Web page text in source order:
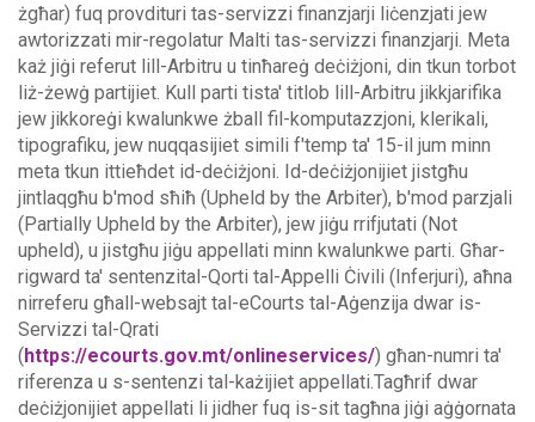
żgħar) fuq provdituri tas-servizzi finanzjarji liċenzjati jew
awtorizzati mir-regolatur Malti tas-servizzi finanzjarji. Meta
każ jiġi referut lill-Arbitru u tinħareġ deċiżjoni, din tkun torbot
liż-żewġ partijiet. Kull parti tista' titlob lill-Arbitru jikkjarifika
jew jikkoreġi kwalunkwe żball fil-komputazzjoni, klerikali,
tipografiku, jew nuqqasijiet simili f'temp ta' 15-il jum minn
meta tkun ittieħdet id-deċiżjoni. Id-deċiżjonijiet jistgħu
jintlaqgħu b'mod sħiħ (Upheld by the Arbiter), b'mod parzjali
(Partially Upheld by the Arbiter), jew jiġu rrifjutati (Not
upheld), u jistgħu jiġu appellati minn kwalunkwe parti. Għar-
rigward ta' sentenzital-Qorti tal-Appelli Ċivili (Inferjuri), aħna
nirreferu għall-websajt tal-eCourts tal-Aġenzija dwar is-
Servizzi tal-Qrati
(https://ecourts.gov.mt/onlineservices/) għan-numri ta'
riferenza u s-sentenzi tal-każijiet appellati.Tagħrif dwar
deċiżjonijiet appellati li jidher fuq is-sit tagħna jiġi aġġornata